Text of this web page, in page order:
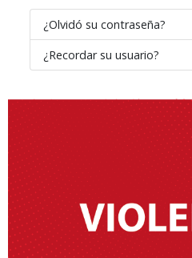
¿Olvidó su contraseña?
¿Recordar su usuario?